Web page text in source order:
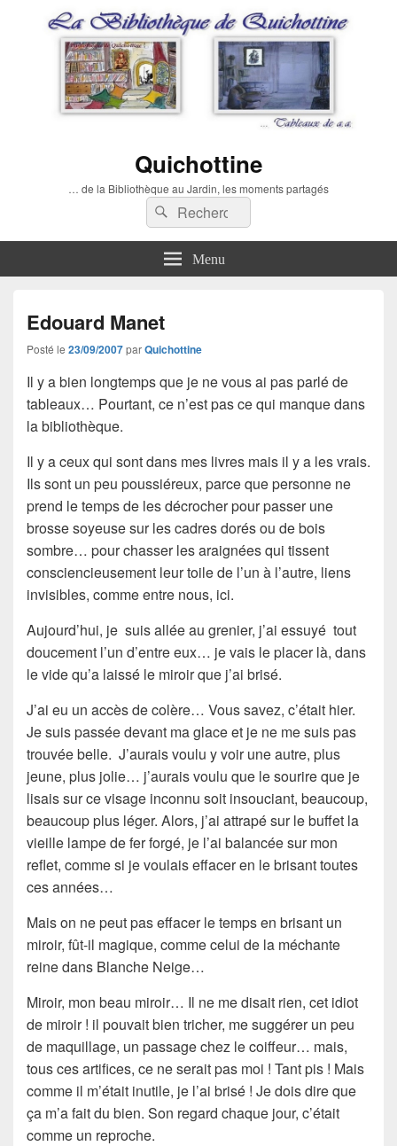
Quichottine
… de la Bibliothèque au Jardin, les moments partagés
Recherche :
Rechercher
Menu
Edouard Manet
Posté le 23/09/2007parQuichottine
Il y a bien longtemps que je ne vous ai pas parlé de
tableaux… Pourtant, ce n’est pas ce qui manque dans
la bibliothèque.
Il y a ceux qui sont dans mes livres mais il y a les vrais.
Ils sont un peu poussiéreux, parce que personne ne
prend le temps de les décrocher pour passer une
brosse soyeuse sur les cadres dorés ou de bois
sombre… pour chasser les araignées qui tissent
consciencieusement leur toile de l’un à l’autre, liens
invisibles, comme entre nous, ici.
Aujourd’hui, je suis allée au grenier, j’ai essuyé tout
doucement l’un d’entre eux… je vais le placer là, dans
le vide qu’a laissé le miroir que j’ai brisé.
J’ai eu un accès de colère… Vous savez, c’était hier.
Je suis passée devant ma glace et je ne me suis pas
trouvée belle. J’aurais voulu y voir une autre, plus
jeune, plus jolie… j’aurais voulu que le sourire que je
lisais sur ce visage inconnu soit insouciant, beaucoup,
beaucoup plus léger. Alors, j’ai attrapé sur le buffet la
vieille lampe de fer forgé, je l’ai balancée sur mon
reflet, comme si je voulais effacer en le brisant toutes
ces années…
Mais on ne peut pas effacer le temps en brisant un
miroir, fût-il magique, comme celui de la méchante
reine dans Blanche Neige…
Miroir, mon beau miroir… Il ne me disait rien, cet idiot
de miroir ! il pouvait bien tricher, me suggérer un peu
de maquillage, un passage chez le coiffeur… mais,
tous ces artifices, ce ne serait pas moi ! Tant pis ! Mais
comme il m’était inutile, je l’ai brisé ! Je dois dire que
ça m’a fait du bien. Son regard chaque jour, c’était
comme un reproche.